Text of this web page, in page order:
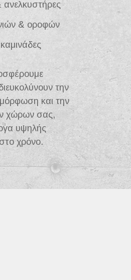
& οροφών
την
και την
χώρων σας,
υψηλής
χρόνο.